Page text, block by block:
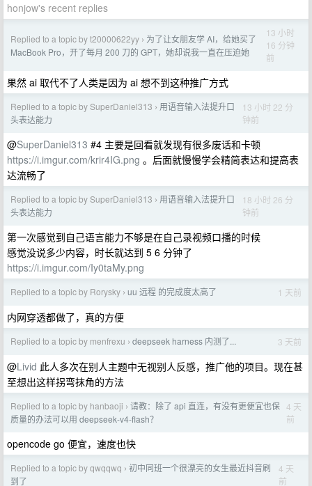
honjow's recent replies
Replied to a topic by t20000622yy › 为了让女朋友学 AI，给她买了
MacBook Pro，开了每月 200 刀的 GPT，她却说我一直在压迫她
13 小时
16 分钟
前
果然 ai 取代不了人类是因为 ai 想不到这种推广方式
Replied to a topic by SuperDaniel313 › 用语音输入法提升口
头表达能力
13 小时 22 分
钟前
@SuperDaniel313 #4 主要是回看就发现有很多废话和卡顿
https://i.imgur.com/krir4IG.png 。后面就慢慢学会精简表达和提高表
达流畅了
Replied to a topic by SuperDaniel313 › 用语音输入法提升口
头表达能力
18 小时 26 分
钟前
第一次感觉到自己语言能力不够是在自己录视频口播的时候
感觉没说多少内容，时长就达到 5 6 分钟了
https://i.imgur.com/Iy0taMy.png
Replied to a topic by Rorysky › uu 远程 的完成度太高了 1 天前
内网穿透都做了，真的方便
Replied to a topic by menfrexu › deepseek harness 内测了... 3 天前
@Livid 此人多次在别人主题中无视别人反感，推广他的项目。现在甚
至想出这样拐弯抹角的方法
Replied to a topic by hanbaoji › 请教：除了 api 直连，有没有更便宜也保
质量的办法可以用 deepseek-v4-flash？
4 天
前
opencode go 便宜，速度也快
Replied to a topic by qwqqwq › 初中同班一个很漂亮的女生最近抖音刷
到了
4 天
前